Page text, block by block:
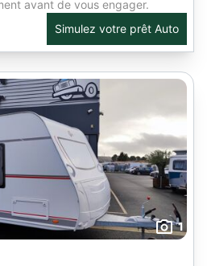
avant de vous engager.
Simulez votre prêt Auto
1